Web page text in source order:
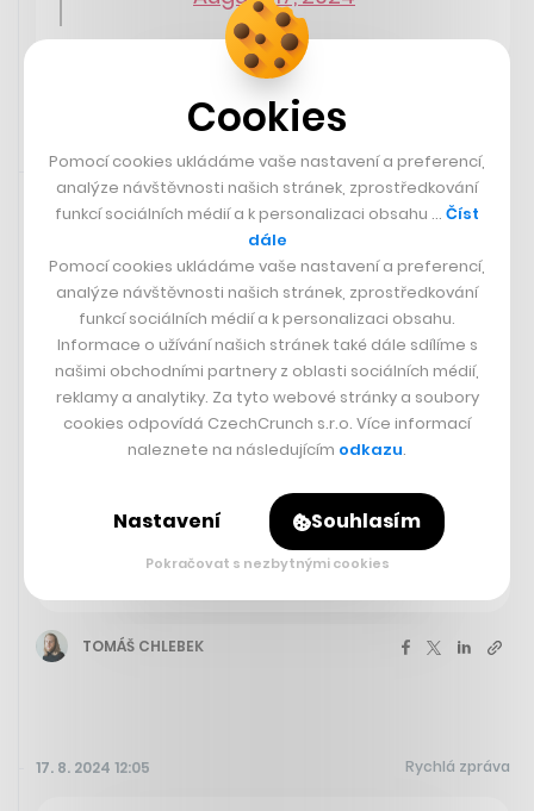
17. 8. 2024 13:17
Vetřelec: Romulus je velká pocta
filmům Scotta a Camerona. Chybí
mu jejich kouzlo, umí ale strhnout
TOMÁŠ CHLEBEK
17. 8. 2024 12:05 Rychlá zpráva
Cookies
Pomocí cookies ukládáme vaše nastavení a preferencí,
analýze návštěvnosti našich stránek, zprostředkování
funkcí sociálních médií a k personalizaci obsahu … Číst
dále
Pomocí cookies ukládáme vaše nastavení a preferencí,
analýze návštěvnosti našich stránek, zprostředkování
funkcí sociálních médií a k personalizaci obsahu.
Informace o užívání našich stránek také dále sdílíme s
našimi obchodními partnery z oblasti sociálních médií,
reklamy a analytiky. Za tyto webové stránky a soubory
cookies odpovídá CzechCrunch s.r.o. Více informací
naleznete na následujícím odkazu.
Nastavení Souhlasím
Pokračovat s nezbytnými cookies